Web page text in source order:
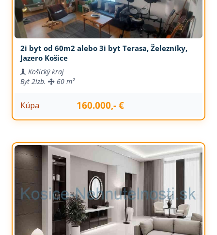
2i byt od 60m2 alebo 3i byt Terasa, Železníky,
Jazero Košice
Košický kraj
Byt 2izb. 60 m²
Kúpa 160.000,- €